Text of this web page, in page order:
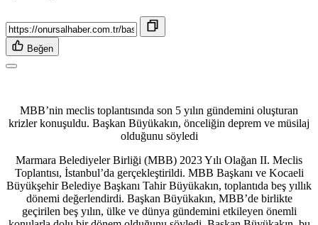
Beğen
MBB’nin meclis toplantısında son 5 yılın gündemini oluşturan
krizler konuşuldu. Başkan Büyükakın, önceliğin deprem ve müsilaj
olduğunu söyledi
Marmara Belediyeler Birliği (MBB) 2023 Yılı Olağan II. Meclis
Toplantısı, İstanbul’da gerçekleştirildi. MBB Başkanı ve Kocaeli
Büyükşehir Belediye Başkanı Tahir Büyükakın, toplantıda beş yıllık
dönemi değerlendirdi. Başkan Büyükakın, MBB’de birlikte
geçirilen beş yılın, ülke ve dünya gündemini etkileyen önemli